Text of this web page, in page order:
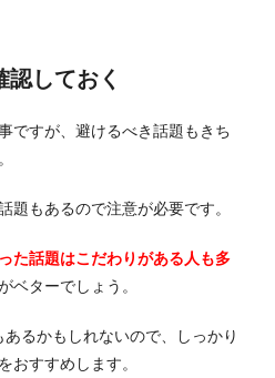
しておく
ですが、避けるべき話題もきち
題もあるので注意が必要です。
た話題はこだわりがある人も多
ベターでしょう。
るかもしれないので、しっかり
おすすめします。